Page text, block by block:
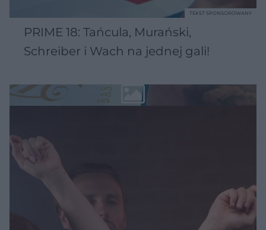
PRIME 18: Tańcula, Murański,
Schreiber i Wach na jednej gali!
TEKST SPONSOROWANY